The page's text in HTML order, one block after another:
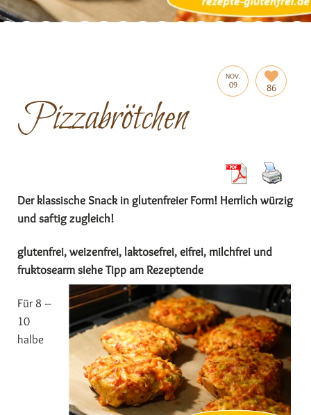
NOV.
09 86
Pizzabrötchen
Der klassische Snack in glutenfreier Form! Herrlich würzig
und saftig zugleich!
glutenfrei, weizenfrei, laktosefrei, eifrei, milchfrei und
fruktosearm siehe Tipp am Rezeptende
Für 8 –
10
halbe